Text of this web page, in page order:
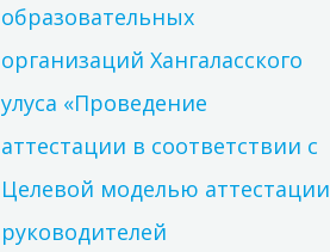
образовательных
организаций Хангаласского
улуса «Проведение
аттестации в соответствии с
Целевой моделью аттестации
руководителей